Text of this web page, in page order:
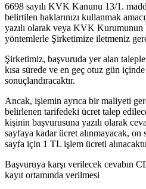
6698 sayılı KVK Kanunu 13/1.
belirtilen haklarınızı kullanmak
yazılı olarak veya KVK Kurumunun
yöntemlerle Şirketimize iletmeniz
Şirketimiz, başvuruda yer alan
kısa sürede ve en geç otuz gün
sonuçlandıracaktır.
Ancak, işlemin ayrıca bir maliyeti
belirlenen tarifedeki ücret talep
kişinin başvurusuna yazılı olarak
sayfaya kadar ücret alınmayacak, on
sayfa için 1 TL işlem ücreti
Başvuruya karşı verilecek cevabın
kayıt ortamında verilmesi